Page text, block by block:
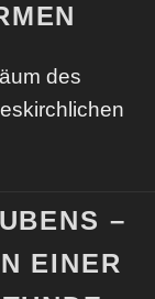
des
–
EINER